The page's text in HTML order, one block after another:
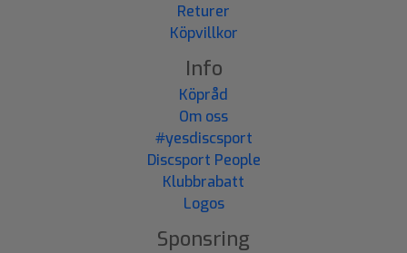
Returer
Köpvillkor
Info
Köpråd
Om oss
#yesdiscsport
Discsport People
Klubbrabatt
Logos
Sponsring